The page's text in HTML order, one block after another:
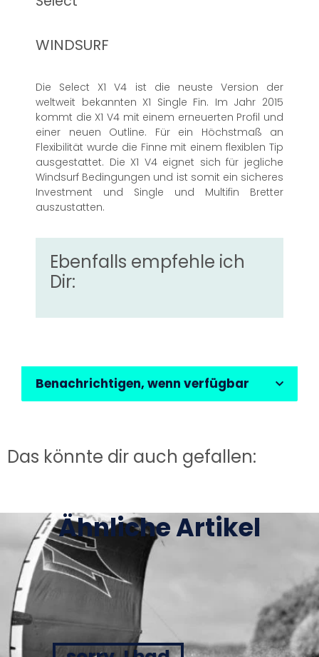
WINDSURF
Die Select X1 V4 ist die neuste Version der
weltweit bekannten X1 Single Fin. Im Jahr 2015
kommt die X1 V4 mit einem erneuerten Profil und
einer neuen Outline. Für ein Höchstmaß an
Flexibilität wurde die Finne mit einem flexiblen Tip
ausgestattet. Die X1 V4 eignet sich für jegliche
Windsurf Bedingungen und ist somit ein sicheres
Investment und Single und Multifin Bretter
auszustatten.
Ebenfalls empfehle ich
Dir:
Benachrichtigen, wenn verfügbar
Das könnte dir auch gefallen:
Ähnliche Artikel